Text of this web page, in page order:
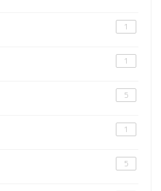
1
1
5
1
5